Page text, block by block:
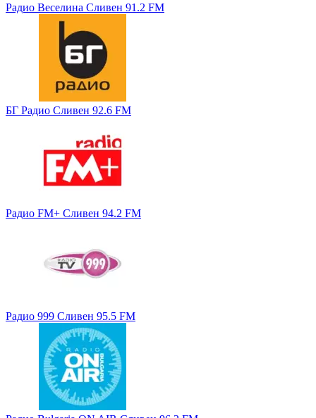
Радио Веселина Сливен 91.2 FM
БГ Радио Сливен 92.6 FM
Радио FM+ Сливен 94.2 FM
Радио 999 Сливен 95.5 FM